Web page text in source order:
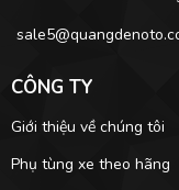
CÔNG TY
Giới thiệu về chúng tôi
Phụ tùng xe theo hãng